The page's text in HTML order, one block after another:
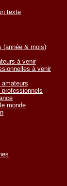
texte
(année & mois)
à venir
à venir
monde